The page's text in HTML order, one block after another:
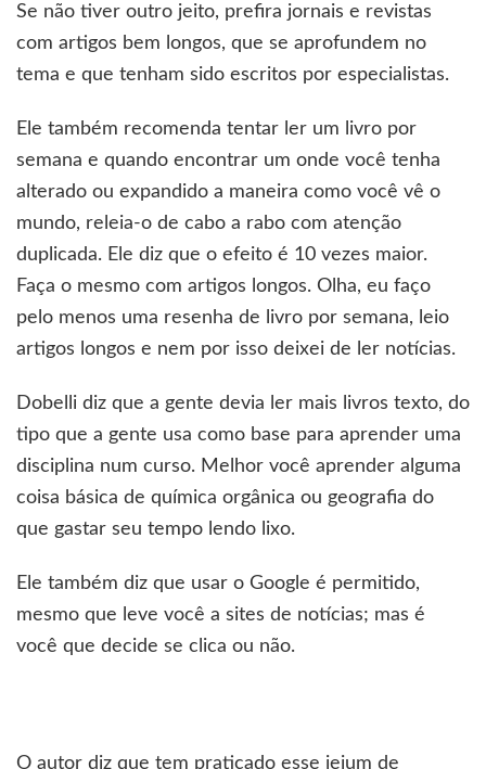
Se não tiver outro jeito, prefira jornais e revistas
com artigos bem longos, que se aprofundem no
tema e que tenham sido escritos por especialistas.
Ele também recomenda tentar ler um livro por
semana e quando encontrar um onde você tenha
alterado ou expandido a maneira como você vê o
mundo, releia-o de cabo a rabo com atenção
duplicada. Ele diz que o efeito é 10 vezes maior.
Faça o mesmo com artigos longos. Olha, eu faço
pelo menos uma resenha de livro por semana, leio
artigos longos e nem por isso deixei de ler notícias.
Dobelli diz que a gente devia ler mais livros texto, do
tipo que a gente usa como base para aprender uma
disciplina num curso. Melhor você aprender alguma
coisa básica de química orgânica ou geografia do
que gastar seu tempo lendo lixo.
Ele também diz que usar o Google é permitido,
mesmo que leve você a sites de notícias; mas é
você que decide se clica ou não.
O autor diz que tem praticado esse jejum de